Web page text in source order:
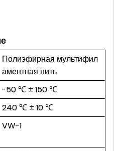
Полиэфирная мультифил
аментная нить
-50 ℃ ± 150 ℃
240 ℃ ± 10 ℃
VW-1